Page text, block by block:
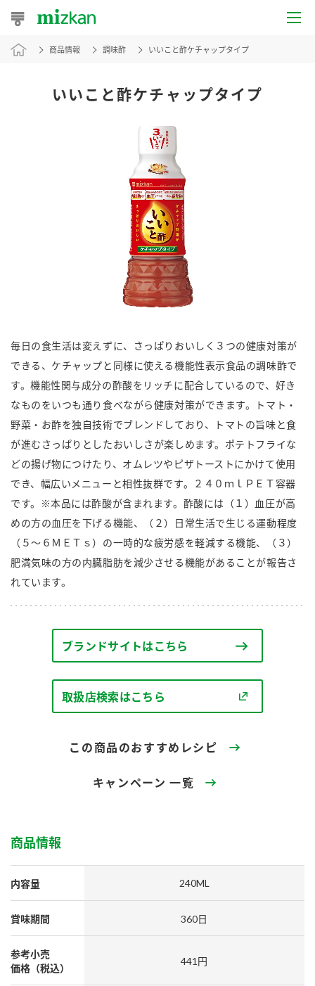
おうちレシピ
おすすめレシピ
酢 調味酢
お酢ドリンク ぽん酢
みりん風・料理酒 鍋用調味料
つゆ たれ
クイック調味料
ふりかけ おすしの素
新商品一覧
キャンペーン情報
ブランド・スペシャルサイト
ブランド・スペシャルサイト トップ
商品ブランドサイト
Fibee（ファイビー）
くらしプラ酢
お酢ドリンク
味ぽん
ぽん酢
かおりの蔵
スペシャルサイト
すしラボ
ぽん酢サワー
鍋奉行マニュアル
ミツカンのCM
企業情報
国内事業概要
ミツカングループについて
ミツカンの歴史
環境への取り組み
水の文化センター（アーカイブ）
ZENB initiative
各部門が大切にしていること
おいしさと健康への取り組み
採用情報
ニュースリリース
お問い合わせ
地図から取り扱い店舗を探す
ミツカン公式通販
商品情報 調味酢 いいこと酢ケチャップタイプ
いいこと酢ケチャップタイプ
毎日の食生活は変えずに、さっぱりおいしく３つの健康対策が
できる、ケチャップと同様に使える機能性表示食品の調味酢で
す。機能性関与成分の酢酸をリッチに配合しているので、好き
なものをいつも通り食べながら健康対策ができます。トマト・
野菜・お酢を独自技術でブレンドしており、トマトの旨味と食
が進むさっぱりとしたおいしさが楽しめます。ポテトフライな
どの揚げ物につけたり、オムレツやピザトーストにかけて使用
でき、幅広いメニューと相性抜群です。２４０ｍｌＰＥＴ容器
です。※本品には酢酸が含まれます。酢酸には（１）血圧が高
めの方の血圧を下げる機能、（２）日常生活で生じる運動程度
（５〜６ＭＥＴｓ）の一時的な疲労感を軽減する機能、（３）
肥満気味の方の内臓脂肪を減少させる機能があることが報告さ
れています。
ブランドサイトはこちら
取扱店検索はこちら
この商品のおすすめレシピ
キャンペーン 一覧
商品情報
内容量 240ML
賞味期間 360日
参考小売
価格（税込）
441円